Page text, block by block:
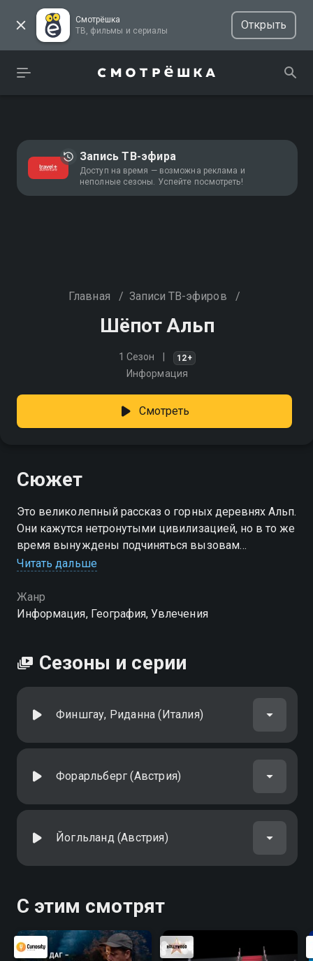
Смотрёшка
ТВ, фильмы и сериалы
Открыть
Запись ТВ-эфира
Доступ на время — возможна реклама и
неполные сезоны. Успейте посмотреть!
Главная / Записи ТВ-эфиров /
Шёпот Альп
1 Сезон 12+
Информация
Смотреть
Сюжет
Это великолепный рассказ о горных деревнях Альп.
Они кажутся нетронутыми цивилизацией, но в то же
время вынуждены подчиняться вызовам
современной экономики
Читать дальше
Жанр
Информация, География, Увлечения
Сезоны и серии
Финшгау, Риданна (Италия)
Форарльберг (Австрия)
Йогльланд (Австрия)
С этим смотрят